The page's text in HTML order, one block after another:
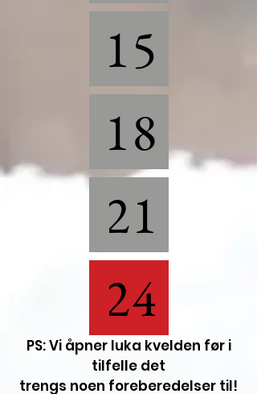
15
18
21
24
PS: Vi åpner luka kvelden før i
tilfelle det
trengs noen foreberedelser til!